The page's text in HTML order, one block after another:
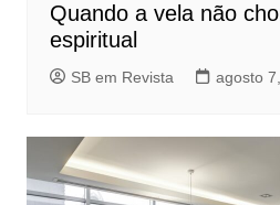
Quando a vela não
espiritual
SB em Revista agosto